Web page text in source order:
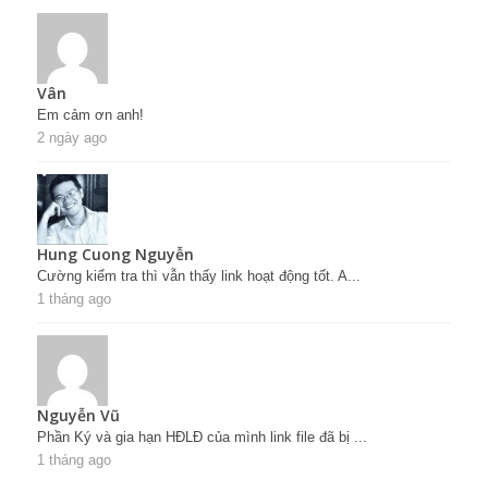
Vân
Em cảm ơn anh!
2 ngày ago
Hung Cuong Nguyễn
Cường kiểm tra thì vẫn thấy link hoạt động tốt. A...
1 tháng ago
Nguyễn Vũ
Phần Ký và gia hạn HĐLĐ của mình link file đã bị ...
1 tháng ago